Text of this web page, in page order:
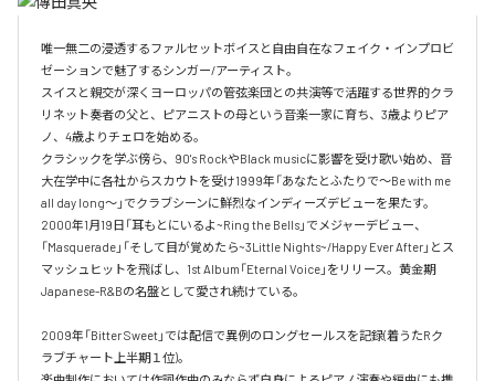
唯一無二の浸透するファルセットボイスと自由自在なフェイク・インプロビ
ゼーションで魅了するシンガー/アーティスト。
スイスと親交が深くヨーロッパの管弦楽団との共演等で活躍する世界的クラ
リネット奏者の父と、ピアニストの母という音楽一家に育ち、3歳よりピア
ノ、4歳よりチェロを始める。
クラシックを学ぶ傍ら、90's RockやBlack musicに影響を受け歌い始め、音
大在学中に各社からスカウトを受け1999年「あなたとふたりで～Be with me
all day long～」でクラブシーンに鮮烈なインディーズデビューを果たす。
2000年1月19日「耳もとにいるよ~Ring the Bells」でメジャーデビュー、
「Masquerade」「そして目が覚めたら~3Little Nights~/Happy Ever After」とス
マッシュヒットを飛ばし、1st Album「Eternal Voice」をリリース。黄金期
Japanese-R&Bの名盤として愛され続けている。
2009年「Bitter Sweet」では配信で異例のロングセールスを記録(着うたRク
ラブチャート上半期１位)。